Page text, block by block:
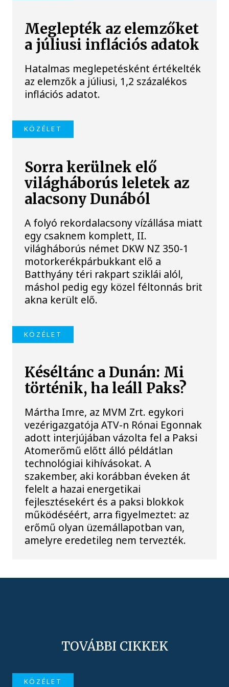
Meglepték az elemzőket
a júliusi inflációs adatok
Hatalmas meglepetésként értékelték
az elemzők a júliusi, 1,2 százalékos
inflációs adatot.
KÖZÉLET
Sorra kerülnek elő
világháborús leletek az
alacsony Dunából
A folyó rekordalacsony vízállása miatt
egy csaknem komplett, II.
világháborús német DKW NZ 350-1
motorkerékpárbukkant elő a
Batthyány téri rakpart sziklái alól,
máshol pedig egy közel féltonnás brit
akna került elő.
KÖZÉLET
Késéltánc a Dunán: Mi
történik, ha leáll Paks?
Mártha Imre, az MVM Zrt. egykori
vezérigazgatója ATV-n Rónai Egonnak
adott interjújában vázolta fel a Paksi
Atomerőmű előtt álló példátlan
technológiai kihívásokat. A
szakember, aki korábban éveken át
felelt a hazai energetikai
fejlesztésekért és a paksi blokkok
működéséért, arra figyelmeztet: az
erőmű olyan üzemállapotban van,
amelyre eredetileg nem tervezték.
TOVÁBBI CIKKEK
KÖZÉLET